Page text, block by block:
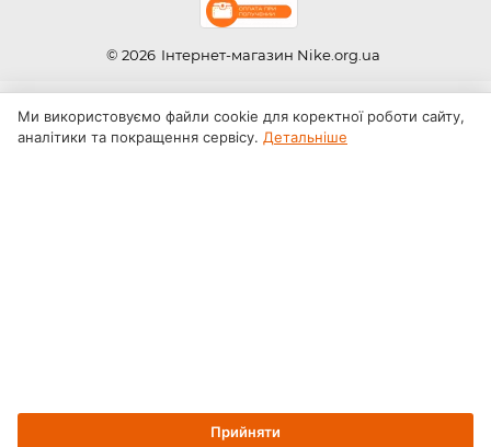
© 2026 Інтернет-магазин Nike.org.ua
Ми використовуємо файли cookie для коректної роботи сайту,
аналітики та покращення сервісу. Детальніше
Прийняти